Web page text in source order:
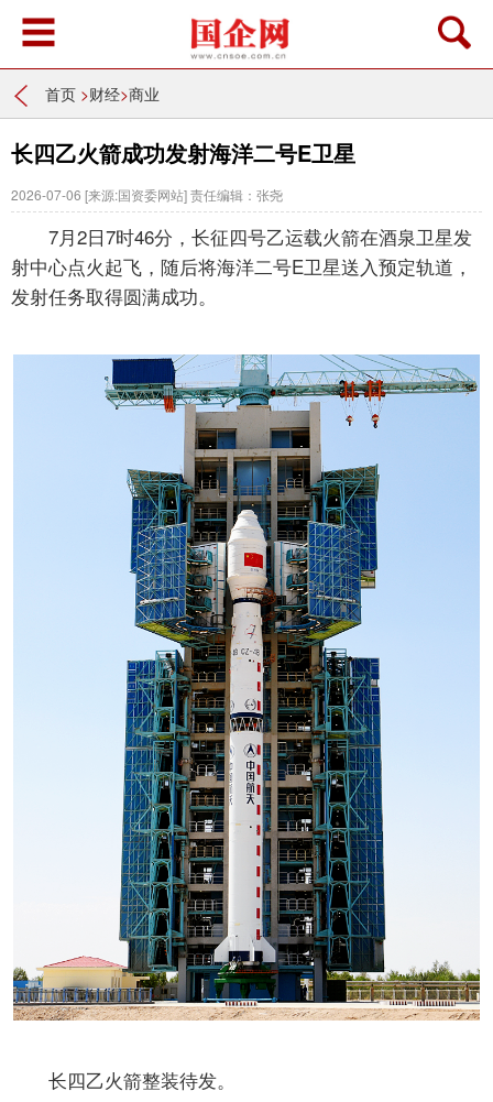
首页 >财经>商业
长四乙火箭成功发射海洋二号E卫星
2026-07-06 [来源:国资委网站]责任编辑：张尧
7月2日7时46分，长征四号乙运载火箭在酒泉卫星发
射中心点火起飞，随后将海洋二号E卫星送入预定轨道，
发射任务取得圆满成功。
长四乙火箭整装待发。